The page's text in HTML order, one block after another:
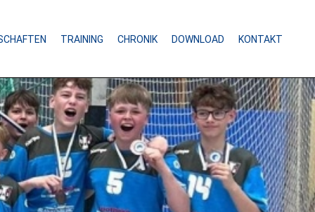
TRAINING CHRONIK DOWNLOAD KONTAKT